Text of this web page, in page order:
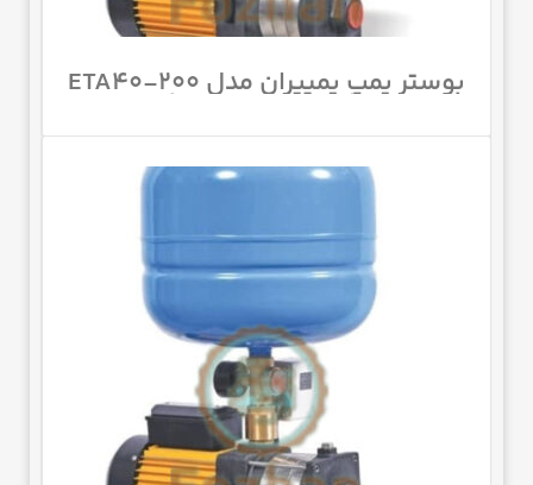
بوستر پمپ پمپیران مدل ETA40-200
با قدرت 7.5 اسب بخار